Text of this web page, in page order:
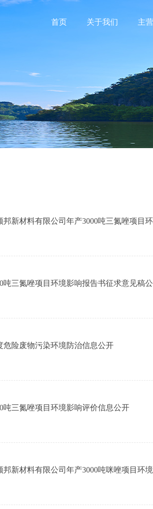
首页 关于我们 主
邦新材料有限公司年产3000吨三氮唑项目
吨三氮唑项目环境影响报告书征求意见稿
危险废物污染环境防治信息公开
吨三氮唑项目环境影响评价信息公开
邦新材料有限公司年产3000吨咪唑项目环